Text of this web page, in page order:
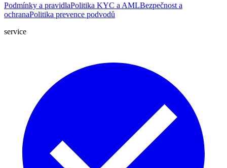
Podmínky a pravidlaPolitika KYC a AMLBezpečnost a
ochranaPolitika prevence podvodů
service